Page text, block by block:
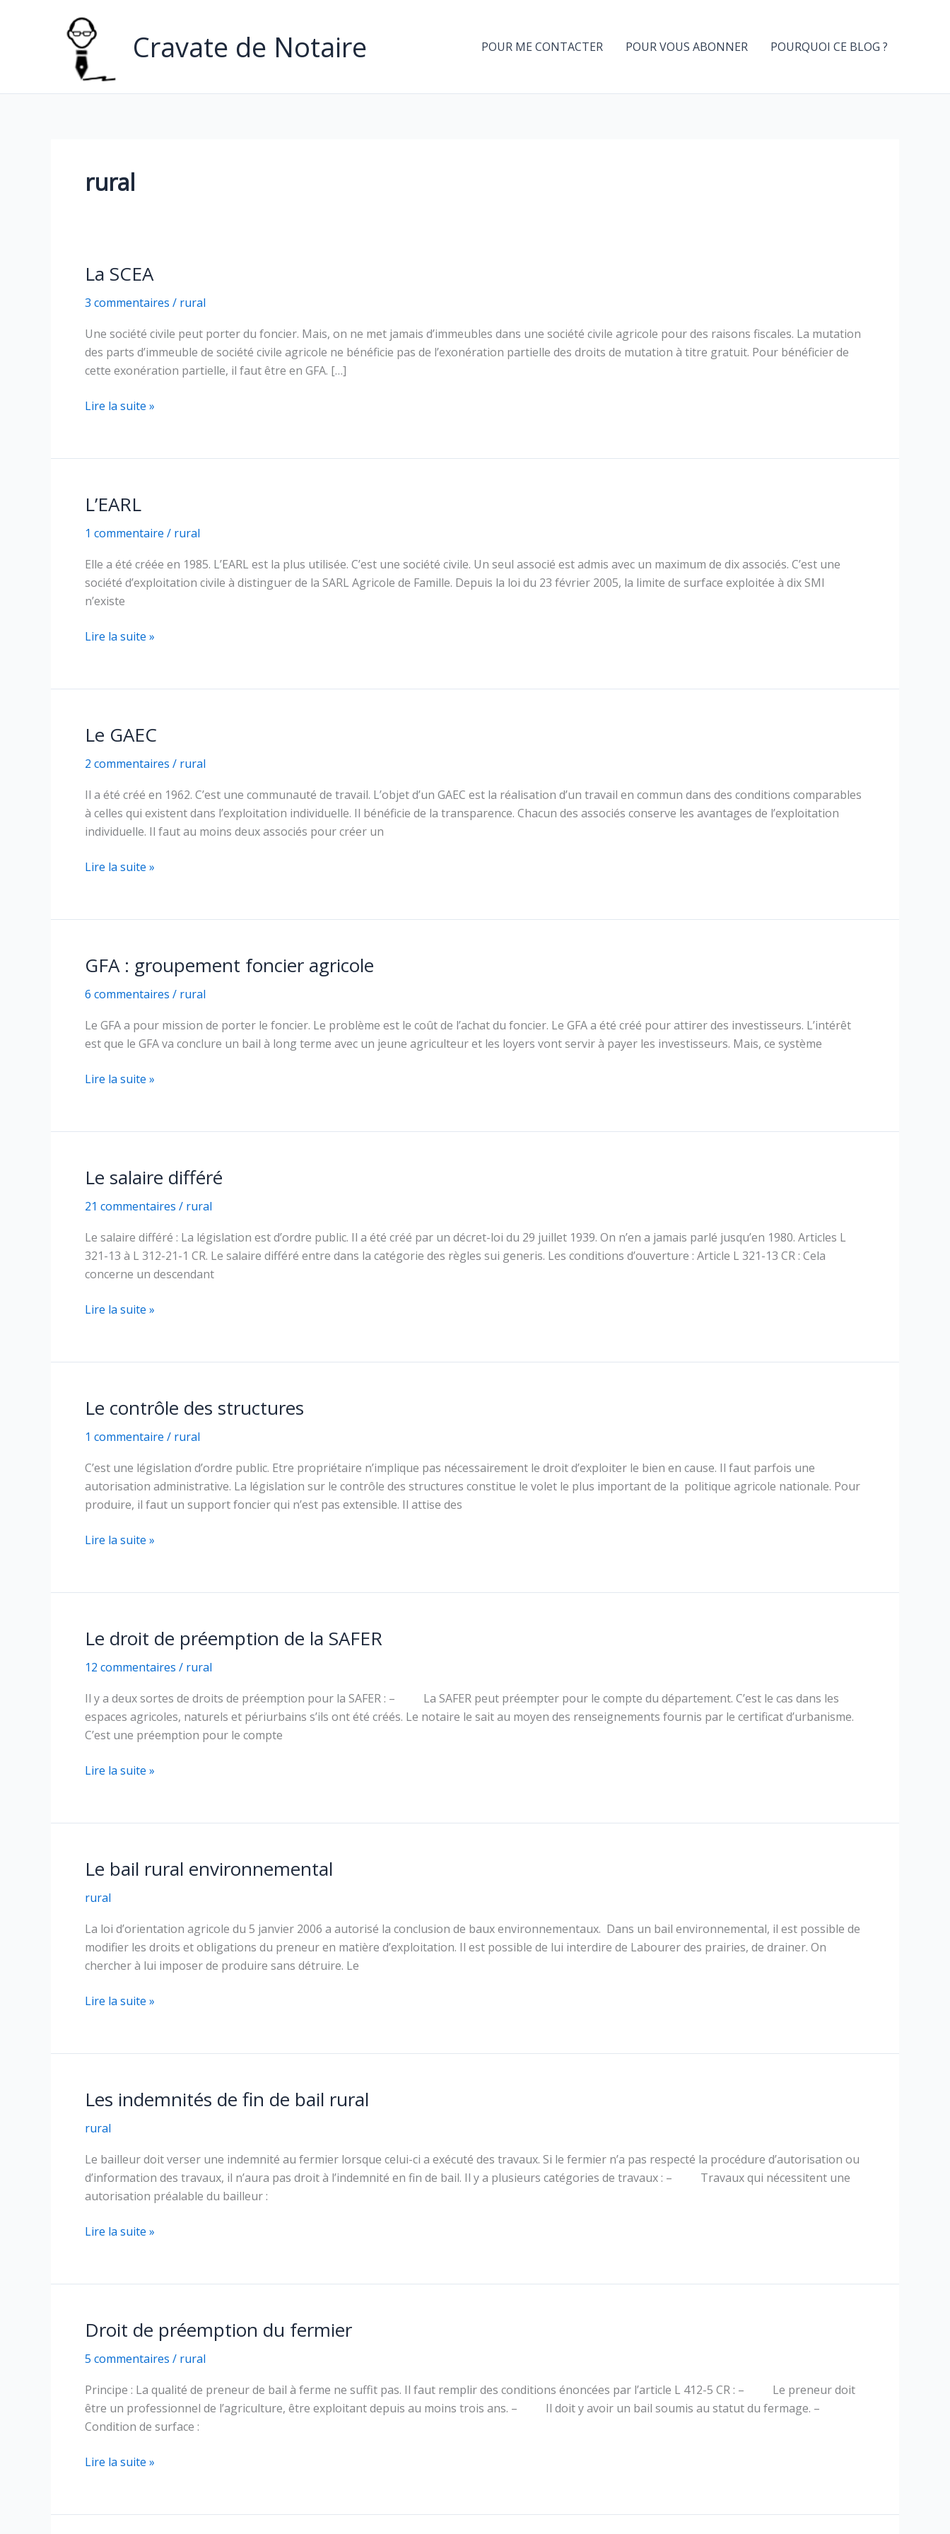
Cravate de Notaire POUR ME CONTACTER POUR VOUS ABONNER POURQUOI CE BLOG ?
rural
La SCEA
3 commentaires / rural
Une société civile peut porter du foncier. Mais, on ne met jamais d’immeubles dans une société civile agricole pour des raisons fiscales. La mutation
des parts d’immeuble de société civile agricole ne bénéficie pas de l’exonération partielle des droits de mutation à titre gratuit. Pour bénéficier de
cette exonération partielle, il faut être en GFA. […]
La
Lire la suite »
L’EARL
1 commentaire / rural
Elle a été créée en 1985. L’EARL est la plus utilisée. C’est une société civile. Un seul associé est admis avec un maximum de dix associés. C’est une
société d’exploitation civile à distinguer de la SARL Agricole de Famille. Depuis la loi du 23 février 2005, la limite de surface exploitée à dix SMI
n’existe
L’EARL
Lire la suite »
Le GAEC
2 commentaires / rural
Il a été créé en 1962. C’est une communauté de travail. L’objet d’un GAEC est la réalisation d’un travail en commun dans des conditions comparables
à celles qui existent dans l’exploitation individuelle. Il bénéficie de la transparence. Chacun des associés conserve les avantages de l’exploitation
individuelle. Il faut au moins deux associés pour créer un
Le
Lire la suite »
GFA : groupement foncier agricole
6 commentaires / rural
Le GFA a pour mission de porter le foncier. Le problème est le coût de l’achat du foncier. Le GFA a été créé pour attirer des investisseurs. L’intérêt
est que le GFA va conclure un bail à long terme avec un jeune agriculteur et les loyers vont servir à payer les investisseurs. Mais, ce système
GFA
foncier
Lire la suite »
Le salaire différé
21 commentaires / rural
Le salaire différé : La législation est d’ordre public. Il a été créé par un décret-loi du 29 juillet 1939. On n’en a jamais parlé jusqu’en 1980. Articles L
321-13 à L 312-21-1 CR. Le salaire différé entre dans la catégorie des règles sui generis. Les conditions d’ouverture : Article L 321-13 CR : Cela
concerne un descendant
Le
Lire la suite »
Le contrôle des structures
1 commentaire / rural
C’est une législation d’ordre public. Etre propriétaire n’implique pas nécessairement le droit d’exploiter le bien en cause. Il faut parfois une
autorisation administrative. La législation sur le contrôle des structures constitue le volet le plus important de la politique agricole nationale. Pour
produire, il faut un support foncier qui n’est pas extensible. Il attise des
Le
structures
Lire la suite »
Le droit de préemption de la SAFER
12 commentaires / rural
Il y a deux sortes de droits de préemption pour la SAFER : – La SAFER peut préempter pour le compte du département. C’est le cas dans les
espaces agricoles, naturels et périurbains s’ils ont été créés. Le notaire le sait au moyen des renseignements fournis par le certificat d’urbanisme.
C’est une préemption pour le compte
Le
préemption
la
SAFER
Lire la suite »
Le bail rural environnemental
rural
La loi d’orientation agricole du 5 janvier 2006 a autorisé la conclusion de baux environnementaux. Dans un bail environnemental, il est possible de
modifier les droits et obligations du preneur en matière d’exploitation. Il est possible de lui interdire de Labourer des prairies, de drainer. On
chercher à lui imposer de produire sans détruire. Le
Le
environnemental
Lire la suite »
Les indemnités de fin de bail rural
rural
Le bailleur doit verser une indemnité au fermier lorsque celui-ci a exécuté des travaux. Si le fermier n’a pas respecté la procédure d’autorisation ou
d’information des travaux, il n’aura pas droit à l’indemnité en fin de bail. Il y a plusieurs catégories de travaux : – Travaux qui nécessitent une
autorisation préalable du bailleur :
Les
fin
bail
rural
Lire la suite »
Droit de préemption du fermier
5 commentaires / rural
Principe : La qualité de preneur de bail à ferme ne suffit pas. Il faut remplir des conditions énoncées par l’article L 412-5 CR : – Le preneur doit
être un professionnel de l’agriculture, être exploitant depuis au moins trois ans. – Il doit y avoir un bail soumis au statut du fermage. –
Condition de surface :
Droit
du
Lire la suite »